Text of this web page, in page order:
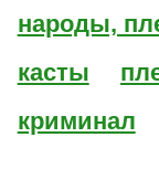
народы,
касты
криминал